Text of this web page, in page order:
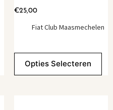
€25,00
Fiat Club Maasmechelen
Opties Selecteren